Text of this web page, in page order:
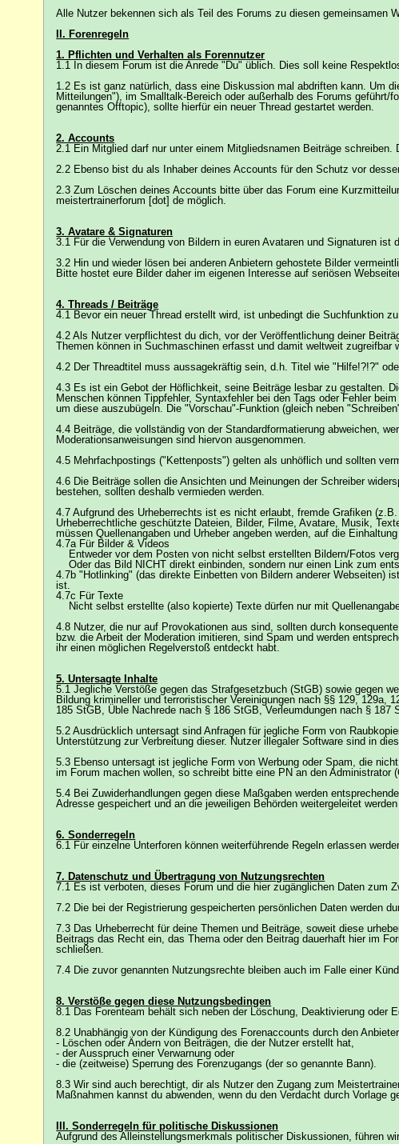
Alle Nutzer bekennen sich als Teil des Forums zu diesen gemeinsamen
II. Forenregeln
1. Pflichten und Verhalten als Forennutzer
1.1 In diesem Forum ist die Anrede "Du" üblich. Dies soll keine
1.2 Es ist ganz natürlich, dass eine Diskussion mal abdriften kann. Um
Mitteilungen"), im Smalltalk-Bereich oder außerhalb des Forums
genanntes Offtopic), sollte hierfür ein neuer Thread gestartet werden.
2. Accounts
2.1 Ein Mitglied darf nur unter einem Mitgliedsnamen Beiträge
2.2 Ebenso bist du als Inhaber deines Accounts für den Schutz vor
2.3 Zum Löschen deines Accounts bitte über das Forum eine
meistertrainerforum [dot] de möglich.
3. Avatare & Signaturen
3.1 Für die Verwendung von Bildern in euren Avataren und Signaturen ist
3.2 Hin und wieder lösen bei anderen Anbietern gehostete Bilder
Bitte hostet eure Bilder daher im eigenen Interesse auf seriösen
4. Threads / Beiträge
4.1 Bevor ein neuer Thread erstellt wird, ist unbedingt die Suchfunktion
4.2 Als Nutzer verpflichtest du dich, vor der Veröffentlichung deiner
Themen können in Suchmaschinen erfasst und damit weltweit
4.2 Der Threadtitel muss aussagekräftig sein, d.h. Titel wie "Hilfe!?!?"
4.3 Es ist ein Gebot der Höflichkeit, seine Beiträge lesbar zu gestalten.
Menschen können Tippfehler, Syntaxfehler bei den Tags oder Fehler
um diese auszubügeln. Die "Vorschau"-Funktion (gleich neben
4.4 Beiträge, die vollständig von der Standardformatierung abweichen,
Moderationsanweisungen sind hiervon ausgenommen.
4.5 Mehrfachpostings ("Kettenposts") gelten als unhöflich und sollten
4.6 Die Beiträge sollen die Ansichten und Meinungen der Schreiber
bestehen, sollten deshalb vermieden werden.
4.7 Aufgrund des Urheberrechts ist es nicht erlaubt, fremde Grafiken
Urheberrechtliche geschützte Dateien, Bilder, Filme, Avatare, Musik,
müssen Quellenangaben und Urheber angeben werden, auf die
4.7a Für Bilder & Videos
Entweder vor dem Posten von nicht selbst erstellten Bildern/Fotos
Oder das Bild NICHT direkt einbinden, sondern nur einen Link zum
4.7b "Hotlinking" (das direkte Einbetten von Bildern anderer Webseiten)
ist.
4.7c Für Texte
Nicht selbst erstellte (also kopierte) Texte dürfen nur mit
4.8 Nutzer, die nur auf Provokationen aus sind, sollten durch
bzw. die Arbeit der Moderation imitieren, sind Spam und werden
ihr einen möglichen Regelverstoß entdeckt habt.
5. Untersagte Inhalte
5.1 Jegliche Verstöße gegen das Strafgesetzbuch (StGB) sowie gegen
Bildung krimineller und terroristischer Vereinigungen nach §§ 129,
185 StGB, Üble Nachrede nach § 186 StGB, Verleumdungen nach §
5.2 Ausdrücklich untersagt sind Anfragen für jegliche Form von
Unterstützung zur Verbreitung dieser. Nutzer illegaler Software sind in
5.3 Ebenso untersagt ist jegliche Form von Werbung oder Spam, die
im Forum machen wollen, so schreibt bitte eine PN an den Administrator
5.4 Bei Zuwiderhandlungen gegen diese Maßgaben werden
Adresse gespeichert und an die jeweiligen Behörden weitergeleitet
6. Sonderregeln
6.1 Für einzelne Unterforen können weiterführende Regeln erlassen
7. Datenschutz und Übertragung von Nutzungsrechten
7.1 Es ist verboten, dieses Forum und die hier zugänglichen Daten zum
7.2 Die bei der Registrierung gespeicherten persönlichen Daten werden
7.3 Das Urheberrecht für deine Themen und Beiträge, soweit diese
Beitrags das Recht ein, das Thema oder den Beitrag dauerhaft hier im
schließen.
7.4 Die zuvor genannten Nutzungsrechte bleiben auch im Falle einer
8. Verstöße gegen diese Nutzungsbedingen
8.1 Das Forenteam behält sich neben der Löschung, Deaktivierung oder
8.2 Unabhängig von der Kündigung des Forenaccounts durch den
- Löschen oder Ändern von Beiträgen, die der Nutzer erstellt hat,
- der Ausspruch einer Verwarnung oder
- die (zeitweise) Sperrung des Forenzugangs (der so genannte Bann).
8.3 Wir sind auch berechtigt, dir als Nutzer den Zugang zum
Maßnahmen kannst du abwenden, wenn du den Verdacht durch Vorlage
III. Sonderregeln für politische Diskussionen
Aufgrund des Alleinstellungsmerkmals politischer Diskussionen, führen